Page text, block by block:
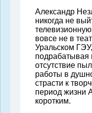
Александр
никогда не
вовсе не в
Уральском
подрабатывая
отсутствие
работы в
страсти к
период жизни
коротким.